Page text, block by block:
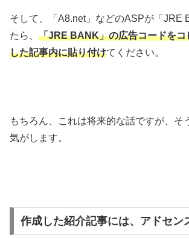
そして、「A8.net」などのASPが「JRE
たら、 「JRE BANK」の広告コードをコ
した記事内に貼り付けてください。
もちろん、これは将来的な話ですが、そ
気がします。
作成した紹介記事には、アドセン